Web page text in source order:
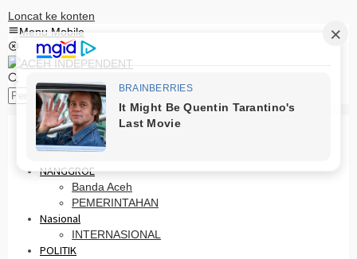
Loncat ke konten
Menu Mobile
HOME
PRO OTONOMI
NANGGROE
Banda Aceh
PEMERINTAHAN
Nasional
INTERNASIONAL
POLITIK